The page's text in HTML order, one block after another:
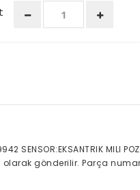
SENSOR:EKSANTRIK
gönderilir. Parça